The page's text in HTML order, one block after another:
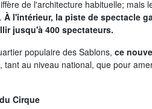
de l'architecture habituelle;
À l'intérieur, la piste de spectacle
jusqu'à 400 spectateurs.
populaire des Sablons, ce
tant au niveau national, que pour
Cirque